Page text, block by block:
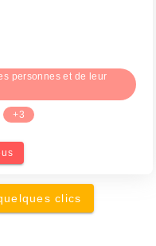
personnes et de leur
+3
clics